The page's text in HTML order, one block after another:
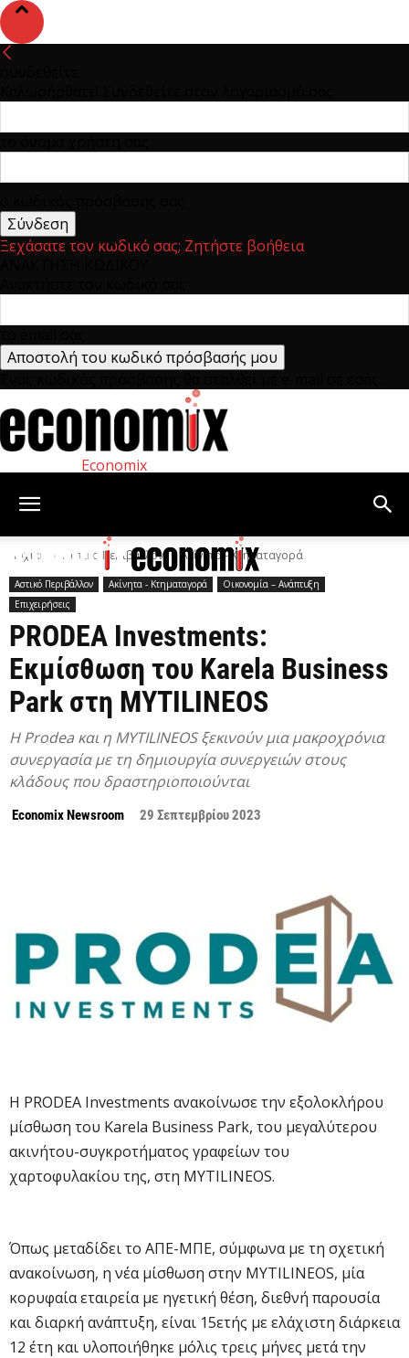
Ξεχάσατε τον κωδικό σας; Ζητήστε βοήθεια
Economix
Αρχική Αστικό Περιβάλλον Ακίνητα - Κτηματαγορά
Αστικό Περιβάλλον Ακίνητα - Κτηματαγορά
Οικονομία – Ανάπτυξη
Επιχειρήσεις
PRODEA Investments:
Εκμίσθωση του Karela Business
Park στη MYTILINEOS
Η Prodea και η MYTILINEOS ξεκινούν μια μακροχρόνια
συνεργασία με τη δημιουργία συνεργειών στους
κλάδους που δραστηριοποιούνται
Economix Newsroom 29 Σεπτεμβρίου 2023
Η PRODEA Investments ανακοίνωσε την εξολοκλήρου
μίσθωση του Karela Business Park, του μεγαλύτερου
ακινήτου-συγκροτήματος γραφείων του
χαρτοφυλακίου της, στη MYTILINEOS.
Όπως μεταδίδει το ΑΠΕ-ΜΠΕ, σύμφωνα με τη σχετική
ανακοίνωση, η νέα μίσθωση στην MYTILINEOS, μία
κορυφαία εταιρεία με ηγετική θέση, διεθνή παρουσία
και διαρκή ανάπτυξη, είναι 15ετής με ελάχιστη διάρκεια
12 έτη και υλοποιήθηκε μόλις τρεις μήνες μετά την